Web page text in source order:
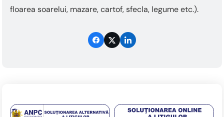
floarea soarelui, mazare, cartof, sfecla, legume etc.).